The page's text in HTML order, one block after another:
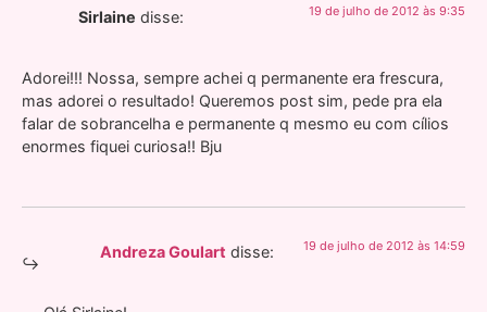
Sirlaine disse: 19 de julho de 2012 às 9:35
Adorei!!! Nossa, sempre achei q permanente era frescura,
mas adorei o resultado! Queremos post sim, pede pra ela
falar de sobrancelha e permanente q mesmo eu com cílios
enormes fiquei curiosa!! Bju
Andreza Goulart disse: 19 de julho de 2012 às 14:59